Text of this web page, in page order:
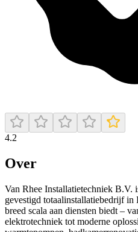
4.2
Over
Van Rhee Installatietechniek B.V.
gevestigd totaalinstallatiebedrijf in
breed scala aan diensten biedt –
elektrotechniek tot moderne